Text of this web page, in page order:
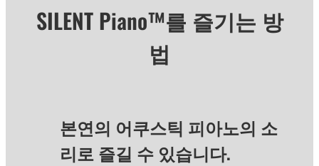
SILENT Piano™를 즐기는 방
법
본연의 어쿠스틱 피아노의 소
리로 즐길 수 있습니다.